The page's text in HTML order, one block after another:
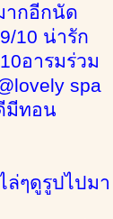
ากอีกนัด
10 น่ารัก
อารมร่วม
spa
มีทอน
ล่ๆดูรูปไปมา